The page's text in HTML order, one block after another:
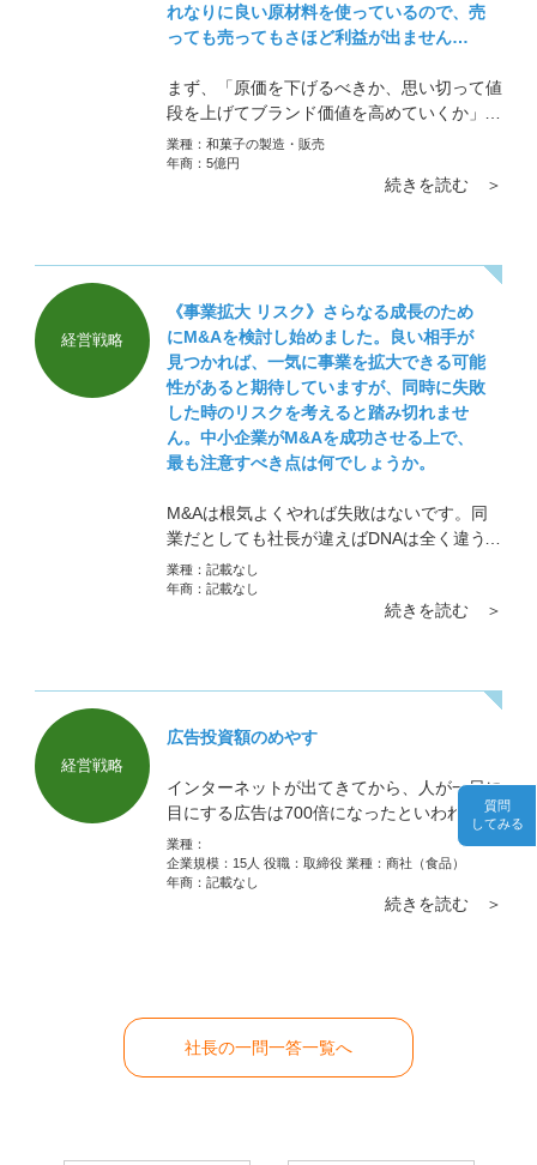
れなりに良い原材料を使っているので、売
っても売ってもさほど利益が出ません…
まず、「原価を下げるべきか、思い切って値
段を上げてブランド価値を高めていくか」と
いうポイントです。ここは迷わず値段を上げ
ることを選択してください。価格は提供する
商品・サービスの価値に見合っていなくては
業種： 和菓子の製造・販売
年商： 5億円
続きを読む ＞
経営戦略
《事業拡大 リスク》さらなる成長のため
にM&Aを検討し始めました。良い相手が
見つかれば、一気に事業を拡大できる可能
性があると期待していますが、同時に失敗
した時のリスクを考えると踏み切れませ
ん。中小企業がM&Aを成功させる上で、
最も注意すべき点は何でしょうか。
M&Aは根気よくやれば失敗はないです。同
業だとしても社長が違えばDNAは全く違う
ものです。 お客様から、「M&Aで買った会
社で初めて発表会をやるので基調講演をやっ
ていただきたい」と頼まれたことがありま
ていたことです。当然、私が講演している間
「何で休みの日に普段着ないスーツを着て人
倒くさい。会場だって懇親会だってお金がか
かる。そんな金あったら、俺の給料1円でも
いいから上げてくれ」と書いてありました。
3回目の発表会で同じ会社から基調講演を頼
まれました。正直いい気持ちはしませんでし
たが、行ってみて驚いたことに寝ている社員
ベーションが高い人は逆に頑張るようになる
ものです。根気よくやり続けてください。
業種： 記載なし
年商： 記載なし
続きを読む ＞
経営戦略
広告投資額のめやす
インターネットが出てきてから、人が一日に
目にする広告は700倍になったといわれてい
ます。この数字も少し前の数字ですので
2022年においてはさらに増えているはずで
す。その中で闇雲に広告を出しても効果はあ
業種：
企業規模：15人 役職：取締役 業種：商社（食品）
年商： 記載なし
続きを読む ＞
社長の一問一答一覧へ
質問
してみる